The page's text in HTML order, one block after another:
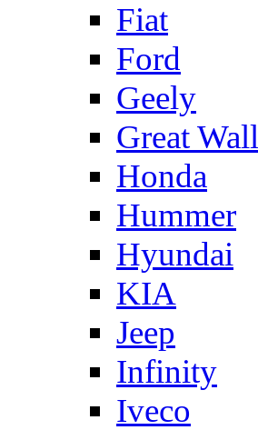
Fiat
Ford
Geely
Great Wall
Honda
Hummer
Hyundai
KIA
Jeep
Infinity
Iveco